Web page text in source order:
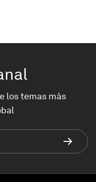
los temas más